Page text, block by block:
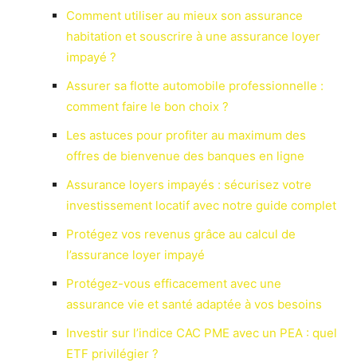
Comment utiliser au mieux son assurance
habitation et souscrire à une assurance loyer
impayé ?
Assurer sa flotte automobile professionnelle :
comment faire le bon choix ?
Les astuces pour profiter au maximum des
offres de bienvenue des banques en ligne
Assurance loyers impayés : sécurisez votre
investissement locatif avec notre guide complet
Protégez vos revenus grâce au calcul de
l’assurance loyer impayé
Protégez-vous efficacement avec une
assurance vie et santé adaptée à vos besoins
Investir sur l’indice CAC PME avec un PEA : quel
ETF privilégier ?